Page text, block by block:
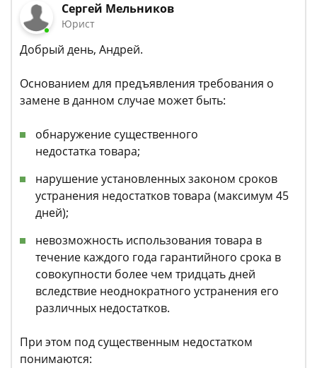
Сергей Мельников
Юрист
Добрый день, Андрей.
Основанием для предъявления требования о
замене в данном случае может быть:
обнаружение существенного
недостатка товара;
нарушение установленных законом сроков
устранения недостатков товара (максимум 45
дней);
невозможность использования товара в
течение каждого года гарантийного срока в
совокупности более чем тридцать дней
вследствие неоднократного устранения его
различных недостатков.
При этом под существенным недостатком
понимаются: